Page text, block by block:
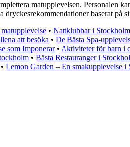
matupplevelsen. Personalen
baserat på
• Nattklubbar i
att besöka • De Bästa Spa-
som Imponerar• Aktiviteter för barn i
• Bästa Restauranger i
• Lemon Garden – En smakupplevelse i